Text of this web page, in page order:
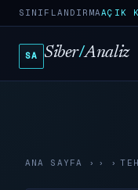
SINIFLANDIRMAAÇIK
SA Siber/Analiz
ANA SAYFA ›